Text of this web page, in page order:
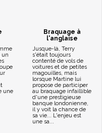
un
une
Braquage à
l'anglaise
Jusque-là, Terry
s'était toujours
contenté de vols de
voitures et de petites
magouilles, mais
lorsque Martine lui
propose de participer
au braquage infaillible
d'une prestigieuse
banque londonienne,
il y voit la chance de
sa vie... L'enjeu est
une sa...